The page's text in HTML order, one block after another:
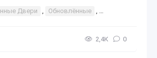
Двери , Обновлённые , Двери
2,4К 0